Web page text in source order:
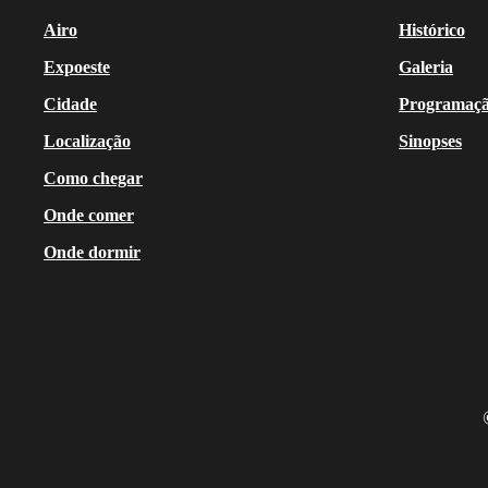
Airo
Expoeste
Cidade
Localização
Como chegar
Onde comer
Onde dormir
Histórico
Galeria
Sinopses